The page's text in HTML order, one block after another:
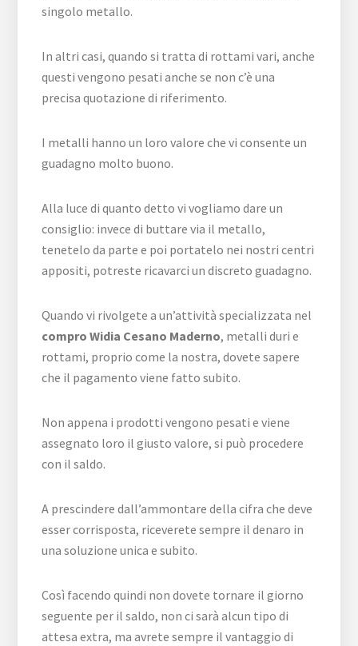
singolo metallo.
In altri casi, quando si tratta di rottami vari, anche
questi vengono pesati anche se non c’è una
precisa quotazione di riferimento.
I metalli hanno un loro valore che vi consente un
guadagno molto buono.
Alla luce di quanto detto vi vogliamo dare un
consiglio: invece di buttare via il metallo,
tenetelo da parte e poi portatelo nei nostri centri
appositi, potreste ricavarci un discreto guadagno.
Quando vi rivolgete a un’attività specializzata nel
compro Widia Cesano Maderno, metalli duri e
rottami, proprio come la nostra, dovete sapere
che il pagamento viene fatto subito.
Non appena i prodotti vengono pesati e viene
assegnato loro il giusto valore, si può procedere
con il saldo.
A prescindere dall’ammontare della cifra che deve
esser corrisposta, riceverete sempre il denaro in
una soluzione unica e subito.
Così facendo quindi non dovete tornare il giorno
seguente per il saldo, non ci sarà alcun tipo di
attesa extra, ma avrete sempre il vantaggio di